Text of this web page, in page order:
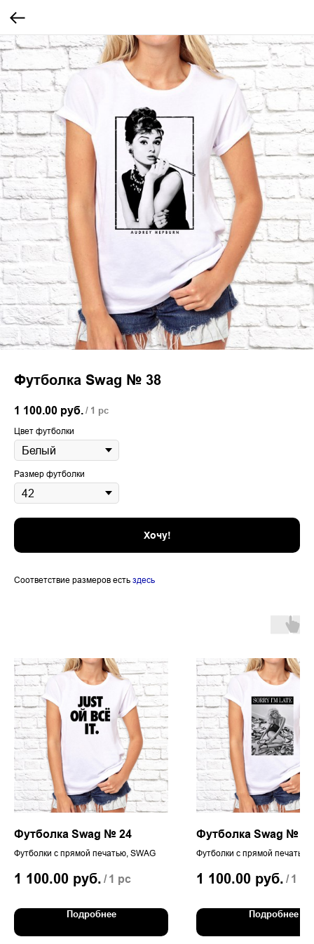
Футболка Swag № 38
1 100.00 руб./ 1 pc
Цвет футболки
Размер футболки
Хочу!
Соответствие размеров есть здесь
Футболка Swag № 24
Футболки с прямой печатью, SWAG
1 100.00 руб. / 1 pc
Подробнее
Футболка Swag № 69
Футболки с прямой печатью,
1 100.00 руб. / 1 pc
Подробнее